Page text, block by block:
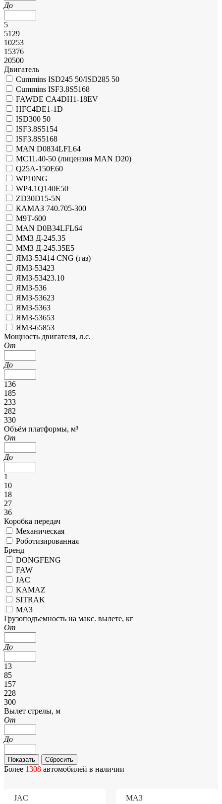
До
5
5129
10253
15376
20500
Двигатель
Cummins ISD245 50/ISD285 50
Cummins ISF3.8S5168
FAWDE CA4DH1-18EV
HFC4DE1-1D
ISD300 50
ISF3.8S5154
ISF3.8S5168
MAN D0834LFL64
MC11.40-50 (лицензия MAN D20)
Q25A-150E60
WP10NG
WP4.1Q140E50
ZD30D15-5N
КАМАЗ 740.705-300
М9Т-600
МAN D0B34LFL64
ММЗ Д-245.35
ММЗ Д-245.35Е5
ЯМЗ-53414 CNG (газ)
ЯМЗ-53423
ЯМЗ-53423.10
ЯМЗ-536
ЯМЗ-53623
ЯМЗ-5363
ЯМЗ-53653
ЯМЗ-65853
Мощность двигателя, л.с.
От
До
136
185
233
282
330
Объём платформы, м³
От
До
1
10
18
27
36
Коробка передач
Механическая
Роботизированная
Бренд
DONGFENG
FAW
JAC
KAMAZ
SITRAK
МАЗ
Грузоподъемность на макс. вылете, кг
От
До
13
85
157
228
300
Вылет стрелы, м
От
До
Более 1308 автомобилей в наличии
JAC МАЗ